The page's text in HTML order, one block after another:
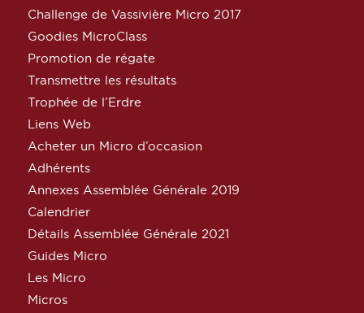
Challenge de Vassivière Micro 2017
Goodies MicroClass
Promotion de régate
Transmettre les résultats
Trophée de l’Erdre
Liens Web
Acheter un Micro d’occasion
Adhérents
Annexes Assemblée Générale 2019
Calendrier
Détails Assemblée Générale 2021
Guides Micro
Les Micro
Micros